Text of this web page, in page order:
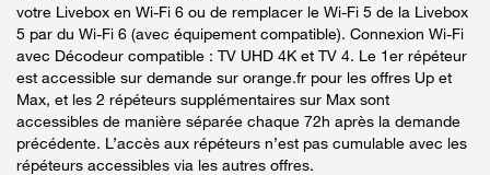
votre Livebox en Wi-Fi 6 ou de remplacer le Wi-Fi 5 de la Livebox
5 par du Wi-Fi 6 (avec équipement compatible). Connexion Wi-Fi
avec Décodeur compatible : TV UHD 4K et TV 4. Le 1er répéteur
est accessible sur demande sur orange.fr pour les offres Up et
Max, et les 2 répéteurs supplémentaires sur Max sont
accessibles de manière séparée chaque 72h après la demande
précédente. L’accès aux répéteurs n’est pas cumulable avec les
répéteurs accessibles via les autres offres.